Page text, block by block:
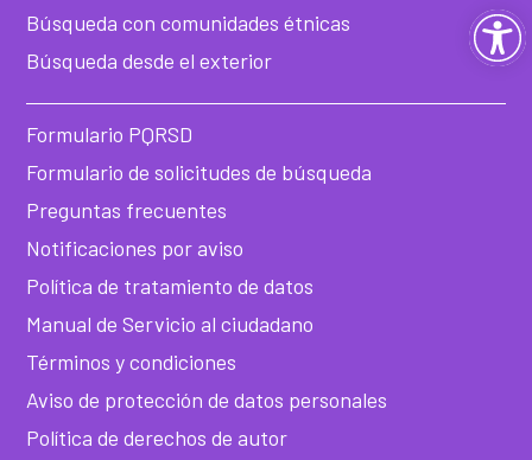
Búsqueda con comunidades étnicas
Búsqueda desde el exterior
Formulario PQRSD
Formulario de solicitudes de búsqueda
Preguntas frecuentes
Notificaciones por aviso
Política de tratamiento de datos
Manual de Servicio al ciudadano
Términos y condiciones
Aviso de protección de datos personales
Política de derechos de autor